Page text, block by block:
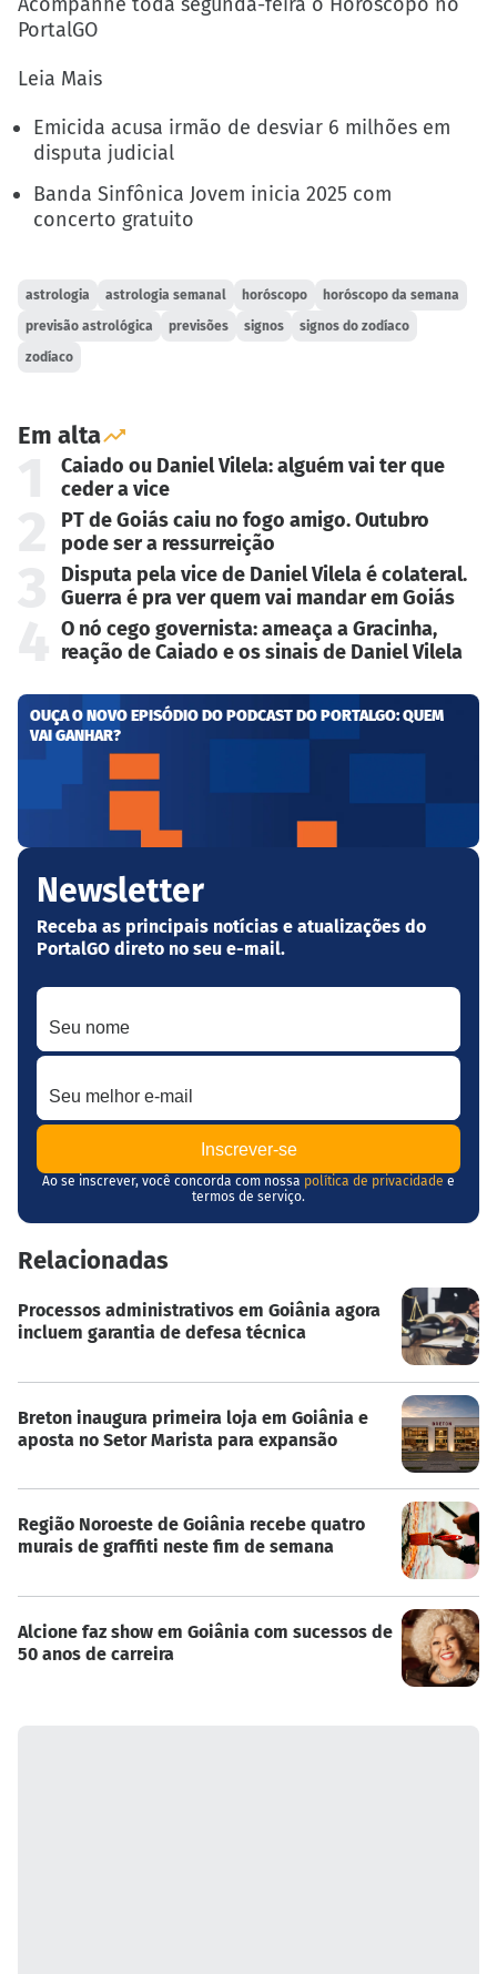
PortalGO
Leia Mais
Emicida acusa irmão de desviar 6 milhões em
disputa judicial
Banda Sinfônica Jovem inicia 2025 com
concerto gratuito
astrologia astrologia semanal horóscopo horóscopo da semana
previsão astrológica previsões signos signos do zodíaco
zodíaco
Em alta
Caiado ou Daniel Vilela: alguém vai ter que
ceder a vice
PT de Goiás caiu no fogo amigo. Outubro
pode ser a ressurreição
Disputa pela vice de Daniel Vilela é colateral.
Guerra é pra ver quem vai mandar em Goiás
O nó cego governista: ameaça a Gracinha,
reação de Caiado e os sinais de Daniel Vilela
OUÇA O NOVO EPISÓDIO DO PODCAST DO PORTALGO: QUEM
VAI GANHAR?
Newsletter
Receba as principais notícias e atualizações do
PortalGO direto no seu e-mail.
Seu nome
Seu melhor e-mail
Ao se inscrever, você concorda com nossa política de privacidade e
termos de serviço.
Relacionadas
Processos administrativos em Goiânia agora
incluem garantia de defesa técnica
Breton inaugura primeira loja em Goiânia e
aposta no Setor Marista para expansão
Região Noroeste de Goiânia recebe quatro
murais de graffiti neste fim de semana
Alcione faz show em Goiânia com sucessos de
50 anos de carreira